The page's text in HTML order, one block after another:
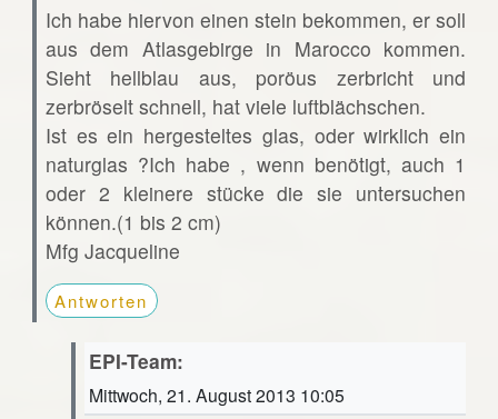
Ich habe hiervon einen stein bekommen, er soll
aus dem Atlasgebirge in Marocco kommen.
Sieht hellblau aus, poröus zerbricht und
zerbröselt schnell, hat viele luftblächschen.
Ist es ein hergesteltes glas, oder wirklich ein
naturglas ?Ich habe , wenn benötigt, auch 1
oder 2 kleinere stücke die sie untersuchen
können.(1 bis 2 cm)
Mfg Jacqueline
Antworten
EPI-Team:
Mittwoch, 21. August 2013 10:05